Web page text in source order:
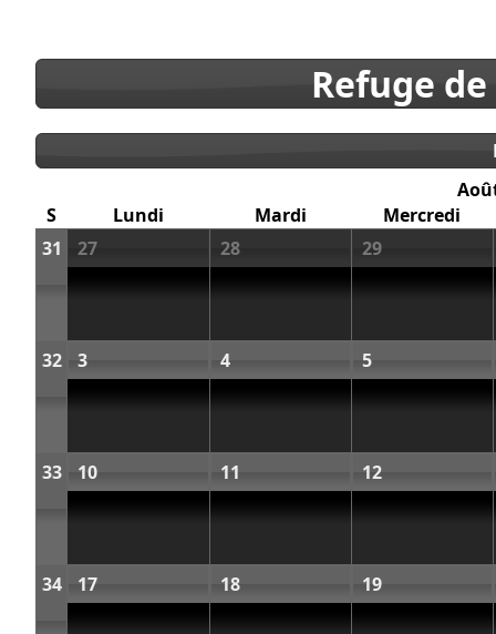
Refuge
S
Lundi Mardi
Mercredi
31
27 28 29
32 3 4 5
33 10 11 12
34 17 18 19